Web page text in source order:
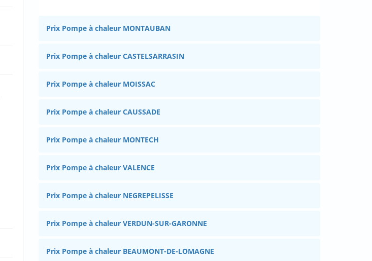
Prix Pompe à chaleur MONTAUBAN
Prix Pompe à chaleur CASTELSARRASIN
Prix Pompe à chaleur MOISSAC
Prix Pompe à chaleur CAUSSADE
Prix Pompe à chaleur MONTECH
Prix Pompe à chaleur VALENCE
Prix Pompe à chaleur NEGREPELISSE
Prix Pompe à chaleur VERDUN-SUR-GARONNE
Prix Pompe à chaleur BEAUMONT-DE-LOMAGNE